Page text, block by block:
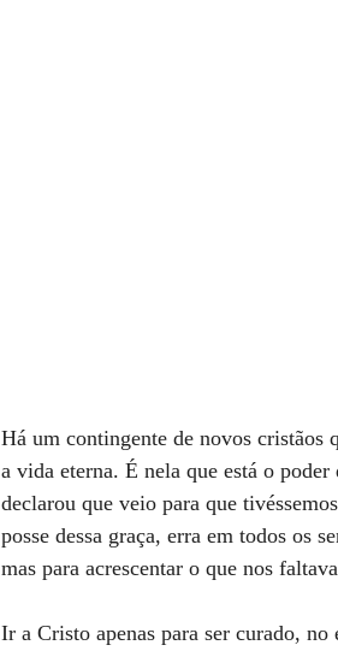
Há um contingente de novos cristãos
a vida eterna. É nela que está o
declarou que veio para que
posse dessa graça, erra em todos os
mas para acrescentar o que nos
Ir a Cristo apenas para ser curado,